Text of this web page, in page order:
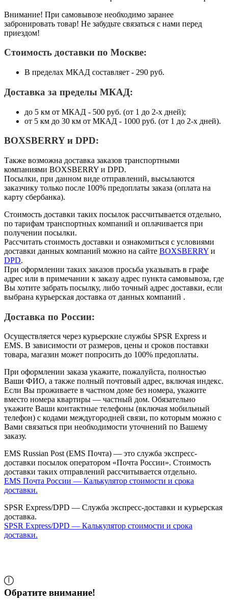
Внимание! При самовывозе необходимо заранее
забронировать товар! Не забудьте связаться с нами перед
приездом!
Стоимость доставки по Москве:
В пределах МКАД составляет - 290 руб.
Доставка за пределы МКАД:
до 5 км от МКАД - 500 руб. (от 1 до 2-х дней);
от 5 км до 30 км от МКАД - 1000 руб. (от 1 до 2-х дней).
BOXSBERRY и DPD:
Также возможна доставка заказов транспортными
компаниями BOXSBERRY и DPD.
Посылки, при данном виде отправлений, высылаются
заказчику только после 100% предоплаты заказа (оплата на
карту сбербанка).
Стоимость доставки таких посылок рассчитывается отдельно,
по тарифам транспортных компаний и оплачивается при
получении посылки.
Рассчитать стоимость доставки и ознакомиться с условиями
доставки данных компаний можно на сайте BOXSBERRY и
DPD.
При оформлении таких заказов просьба указывать в графе
адрес или в примечании к заказу адрес пункта самовывоза, где
Вы хотите забрать посылку, либо точный адрес доставки, если
выбрана курьерская доставка от данных компаний .
Доставка по России:
Осуществляется через курьерские службы SPSR Express и
EMS. В зависимости от размеров, цены и сроков поставки
товара, магазин может попросить до 100% предоплаты.
При оформлении заказа укажите, пожалуйста, полностью
Ваши ФИО, а также полный почтовый адрес, включая индекс.
Если Вы проживаете в частном доме без номера, укажите
вместо номера квартиры — частный дом. Обязательно
укажите Ваши контактные телефоны (включая мобильный
телефон) с кодами междугородней связи, по которым можно с
Вами связаться при необходимости уточнений по Вашему
заказу.
EMS Russian Post (EMS Почта) — это служба экспресс-
доставки посылок оператором «Почта России». Стоимость
доставки таких отправлений рассчитывается отдельно.
EMS Почта России — Калькулятор стоимости и срока
доставки.
SPSR Express/DPD — Служба экспресс-доставки и курьерская
доставка.
SPSR Express/DPD — Калькулятор стоимости и срока
доставки.
Обратите внимание!